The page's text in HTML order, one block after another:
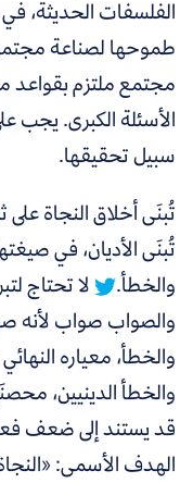
الفلسفات الحديثة، في
طموحها لصناعة
مجتمع ملتزم بقواعد
الأسئلة الكبرى. يجب
سبيل تحقيقها.
تُبنَى أخلاق النجاة على
تُبنَى الأديان، في
والخطأ.
لا تحتاج
والصواب صواب لأنه
والخطأ، معياره
والخطأ الدينيين،
قد يستند إلى ضعف
الهدف الأسمى: